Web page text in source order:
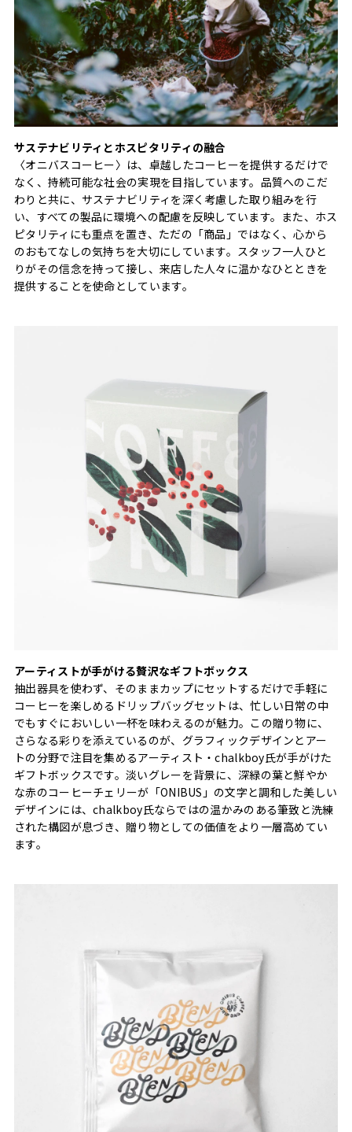
サステナビリティとホスピタリティの融合
〈オニバスコーヒー〉は、卓越したコーヒーを提供するだけで
なく、持続可能な社会の実現を目指しています。品質へのこだ
わりと共に、サステナビリティを深く考慮した取り組みを行
い、すべての製品に環境への配慮を反映しています。また、ホス
ピタリティにも重点を置き、ただの「商品」ではなく、心から
のおもてなしの気持ちを大切にしています。スタッフ一人ひと
りがその信念を持って接し、来店した人々に温かなひとときを
提供することを使命としています。
アーティストが手がける贅沢なギフトボックス
抽出器具を使わず、そのままカップにセットするだけで手軽に
コーヒーを楽しめるドリップバッグセットは、忙しい日常の中
でもすぐにおいしい一杯を味わえるのが魅力。この贈り物に、
さらなる彩りを添えているのが、グラフィックデザインとアー
トの分野で注目を集めるアーティスト・chalkboy氏が手がけた
ギフトボックスです。淡いグレーを背景に、深緑の葉と鮮やか
な赤のコーヒーチェリーが「ONIBUS」の文字と調和した美しい
デザインには、chalkboy氏ならではの温かみのある筆致と洗練
された構図が息づき、贈り物としての価値をより一層高めてい
ます。